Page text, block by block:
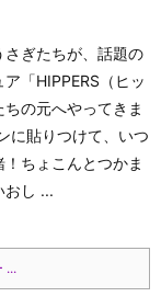
ぎたちが、話題の
「HIPPERS（ヒッ
の元へやってきま
に貼りつけて、いつ
ちょこんとつかま
おし ...
...